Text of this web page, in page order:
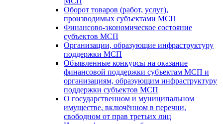
Оборот товаров (работ, услуг),
производимых субъектами МСП
Финансово-экономическое состояние
субъектов МСП
Организации, образующие инфраструктуру
поддержки МСП
Объявленные конкурсы на оказание
финансовой поддержки субъектам МСП и
организациям, образующим инфраструктуру
поддержки субъектов МСП
О государственном и муниципальном
имуществе, включённом в перечни,
свободном от прав третьих лиц